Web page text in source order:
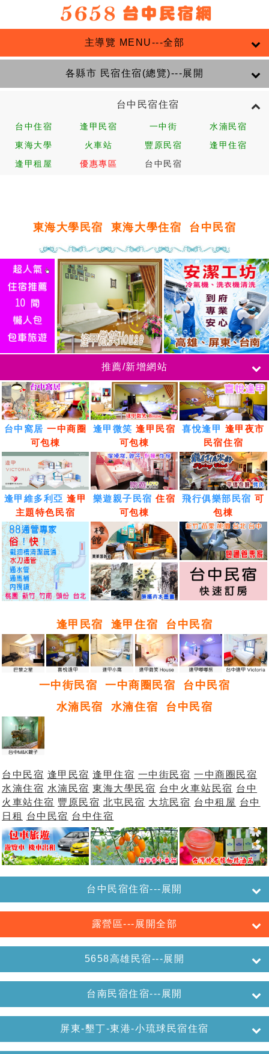
主導覽 MENU---全部
各縣市 民宿住宿(總覽)---展開
台中民宿住宿
台中住宿 逢甲民宿 一中街 水湳民宿
東海大學 火車站 豐原民宿 逢甲住宿
逢甲租屋 優惠專區 台中民宿
東海大學民宿 東海大學住宿 台中民宿
推薦/新增網站
台中窩居 一中商圈
可包棟
逢甲微笑 逢甲民宿
可包棟
喜悅逢甲 逢甲夜市
民宿住宿
逢甲維多利亞 逢甲
主題特色民宿
樂遊親子民宿 住宿
可包棟
飛行俱樂部民宿 可
包棟
逢甲民宿 逢甲住宿 台中民宿
一中街民宿 一中商圈民宿
台中民宿
水湳民宿
水湳住宿 台中民宿
台中民宿 逢甲民宿 逢甲住宿 一中街民宿 一中商圈民宿
水湳住宿 水湳民宿 東海大學民宿 台中火車站民宿 台中
火車站住宿 豐原民宿 北屯民宿 大坑民宿 台中租屋 台中
日租
台中民宿 台中住宿
台中民宿住宿---展開
露營區---展開全部
5658高雄民宿---展開
台南民宿住宿---展開
屏東-墾丁-東港-小琉球民宿住宿